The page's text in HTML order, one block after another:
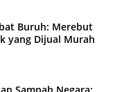
Buruh: Merebut
yang Dijual Murah
Sampah Negara: